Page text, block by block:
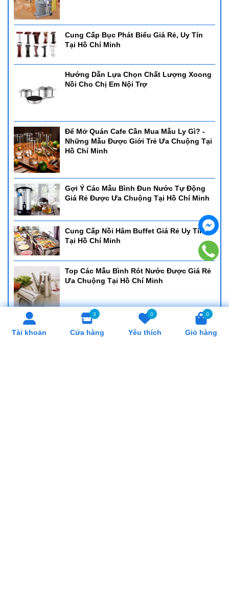
Tài khoản
3
Cửa hàng
0
Yêu thích
0
Giỏ hàng
Cung Cấp Bục Phát Biểu Giá Rẻ, Uy Tín
Tại Hồ Chí Minh
Hướng Dẫn Lựa Chọn Chất Lượng Xoong
Nồi Cho Chị Em Nội Trợ
Để Mở Quán Cafe Cần Mua Mẫu Ly Gì? -
Những Mẫu Được Giới Trẻ Ưa Chuộng Tại
Hồ Chí Minh
Gợi Ý Các Mẫu Bình Đun Nước Tự Động
Giá Rẻ Được Ưa Chuộng Tại Hồ Chí Minh
Cung Cấp Nồi Hâm Buffet Giá Rẻ Uy Tín
Tại Hồ Chí Minh
Top Các Mẫu Bình Rót Nước Được Giá Rẻ
Ưa Chuộng Tại Hồ Chí Minh
Cung Cấp Khay Cơm Giá Rẻ, Uy Tín Tại Hồ
Chí Minh